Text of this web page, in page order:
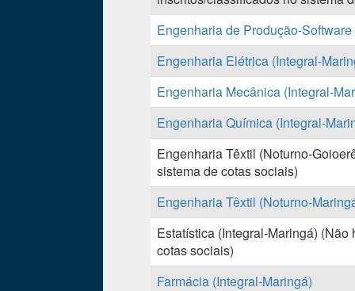
Engenharia de Produção-
Engenharia Elétrica (Integral-
Engenharia Mecânica (Integral-
Engenharia Química (Integral-
Engenharia Têxtil (Noturno-
sistema de cotas sociais)
Engenharia Têxtil (Noturno-
Estatística (Integral-Maringá)
cotas sociais)
Farmácia (Integral-Maringá)